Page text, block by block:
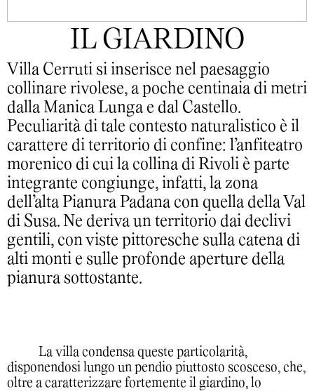
IL GIARDINO
Villa Cerruti si inserisce nel paesaggio
collinare rivolese, a poche centinaia di metri
dalla Manica Lunga e dal Castello.
Peculiarità di tale contesto naturalistico è il
carattere di territorio di confine: l’anfiteatro
morenico di cui la collina di Rivoli è parte
integrante congiunge, infatti, la zona
dell’alta Pianura Padana con quella della Val
di Susa. Ne deriva un territorio dai declivi
gentili, con viste pittoresche sulla catena di
alti monti e sulle profonde aperture della
pianura sottostante.
La villa condensa queste particolarità,
disponendosi lungo un pendio piuttosto scosceso, che,
oltre a caratterizzare fortemente il giardino, lo